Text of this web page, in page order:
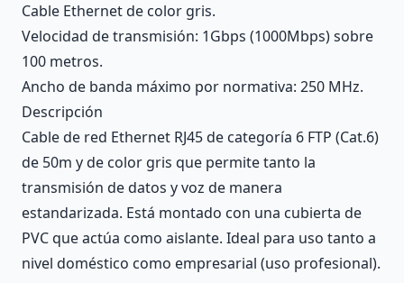
Cable Ethernet de color gris.
Velocidad de transmisión: 1Gbps (1000Mbps) sobre
100 metros.
Ancho de banda máximo por normativa: 250 MHz.
Descripción
Cable de red Ethernet RJ45 de categoría 6 FTP (Cat.6)
de 50m y de color gris que permite tanto la
transmisión de datos y voz de manera
estandarizada. Está montado con una cubierta de
PVC que actúa como aislante. Ideal para uso tanto a
nivel doméstico como empresarial (uso profesional).